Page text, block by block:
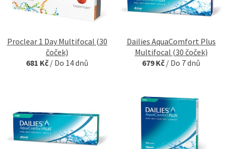
Proclear 1 Day Multifocal (30
čoček)
681 Kč/ Do 14 dnů
Dailies AquaComfort Plus
Multifocal (30 čoček)
679 Kč/ Do 7 dnů